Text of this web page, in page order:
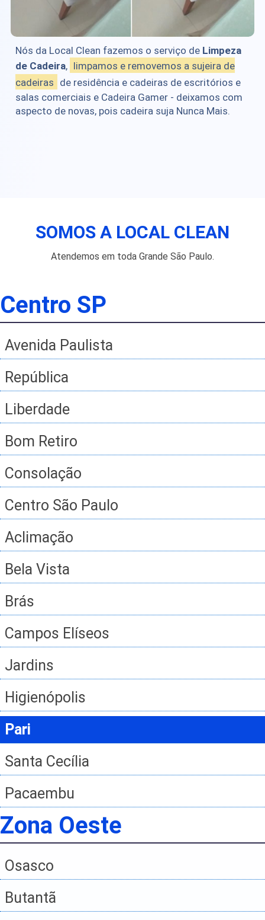
Nós da Local Clean fazemos o serviço de Limpeza
de Cadeira, limpamos e removemos a sujeira de
cadeiras de residência e cadeiras de escritórios e
salas comerciais e Cadeira Gamer - deixamos com
aspecto de novas, pois cadeira suja Nunca Mais.
SOMOS A LOCAL CLEAN
Atendemos em toda Grande São Paulo.
Centro SP
Avenida Paulista
República
Liberdade
Bom Retiro
Consolação
Centro São Paulo
Aclimação
Bela Vista
Brás
Campos Elíseos
Jardins
Higienópolis
Pari
Santa Cecília
Pacaembu
Zona Oeste
Osasco
Butantã